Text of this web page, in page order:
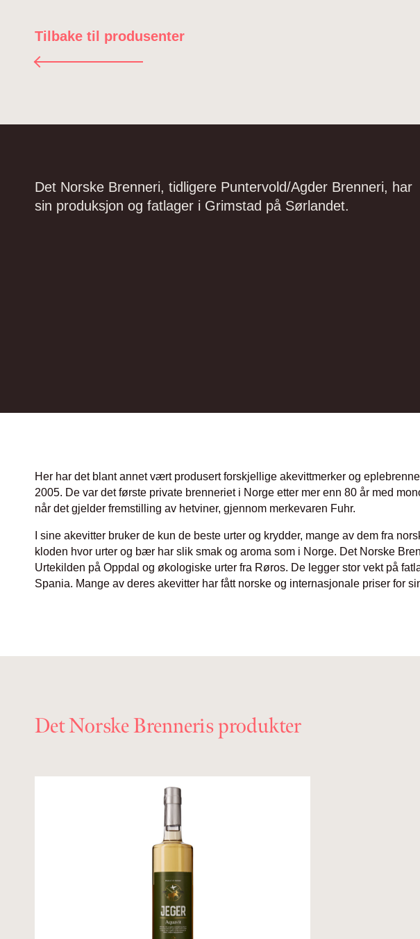
Tilbake til produsenter
Det Norske Brenneri, tidligere Puntervold/Agder Brenneri, har
sin produksjon og fatlager i Grimstad på Sørlandet.
Her har det blant annet vært produsert forskjellige akevittmerker og
2005. De var det første private brenneriet i Norge etter mer enn 80 år med
når det gjelder fremstilling av hetviner, gjennom merkevaren Fuhr.
I sine akevitter bruker de kun de beste urter og krydder, mange av dem fra
kloden hvor urter og bær har slik smak og aroma som i Norge. Det Norske
Urtekilden på Oppdal og økologiske urter fra Røros. De legger stor vekt på
Spania. Mange av deres akevitter har fått norske og internasjonale priser for
Det Norske Brenneris produkter